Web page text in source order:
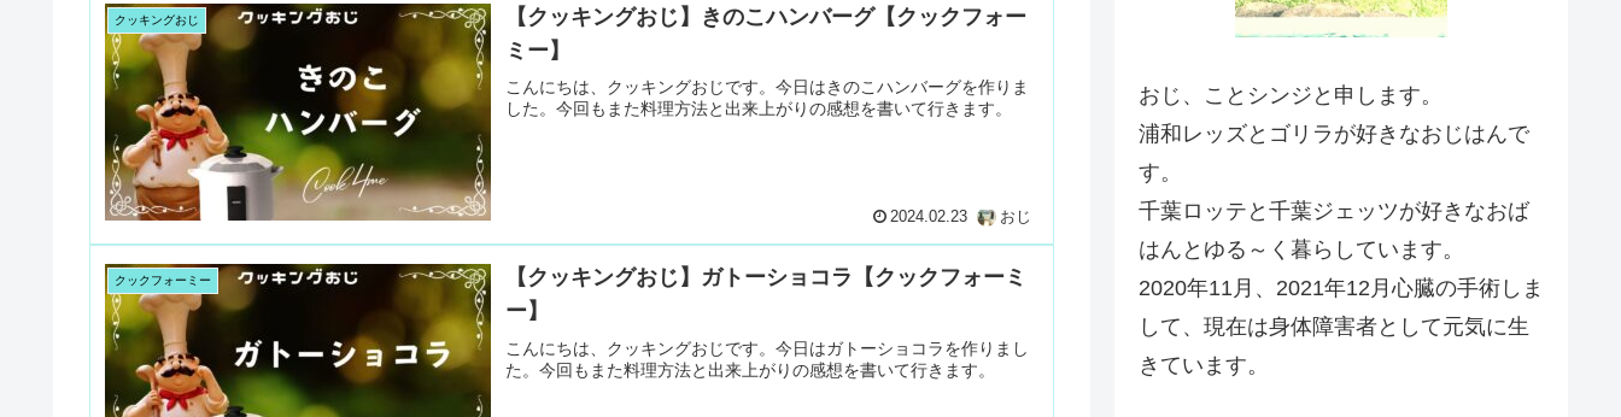
クッキングおじ
【クッキングおじ】きのこハンバーグ【クックフォー
ミー】
こんにちは、クッキングおじです。今日はきのこハンバーグを作りま
した。今回もまた料理方法と出来上がりの感想を書いて行きます。
2024.02.23 おじ
クックフォーミー
【クッキングおじ】ガトーショコラ【クックフォーミ
ー】
こんにちは、クッキングおじです。今日はガトーショコラを作りまし
た。今回もまた料理方法と出来上がりの感想を書いて行きます。
おじ、ことシンジと申します。
浦和レッズとゴリラが好きなおじはんで
す。
千葉ロッテと千葉ジェッツが好きなおば
はんとゆる～く暮らしています。
2020年11月、2021年12月心臓の手術しま
して、現在は身体障害者として元気に生
きています。